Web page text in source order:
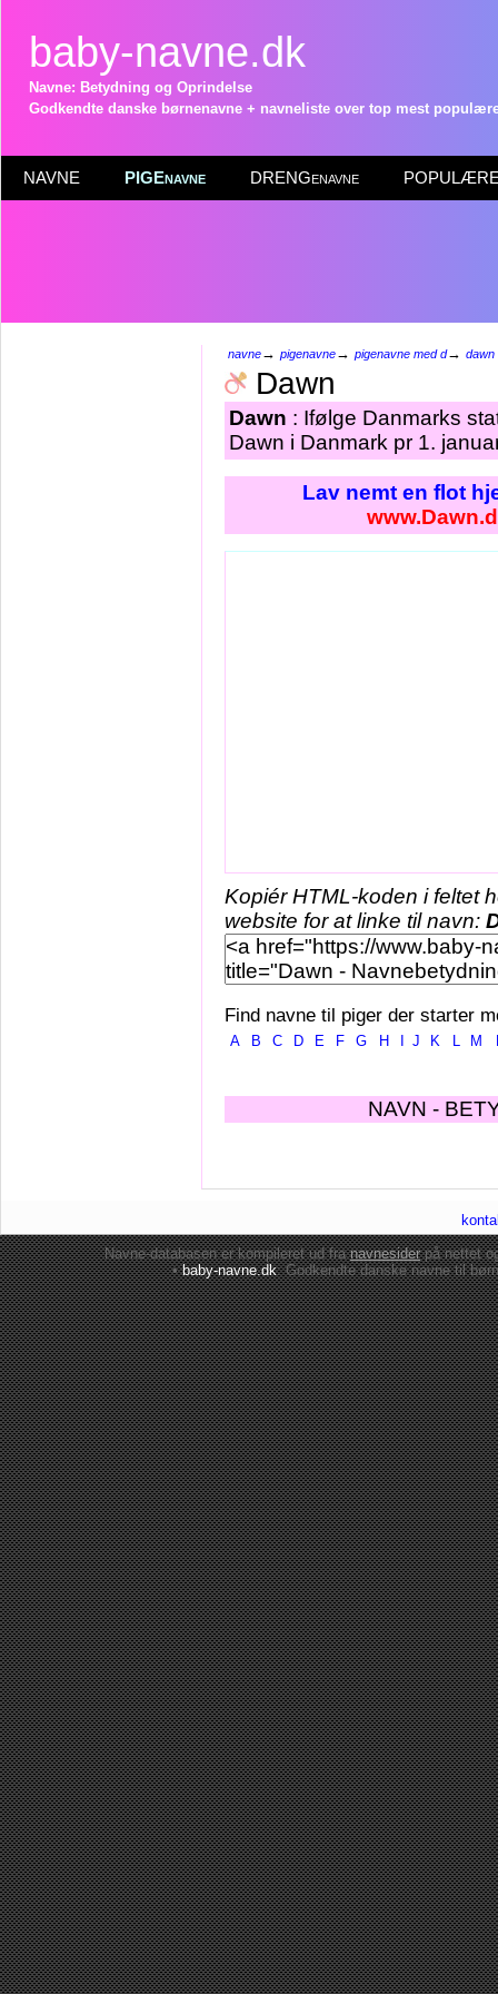
baby-navne.dk
Navne: Betydning og Oprindelse
Godkendte danske børnenavne + navneliste over top mest
NAVNE PIGEnavne DRENGenavne POPULÆRE
navne→ pigenavne→ pigenavne med d→ dawn
Dawn
Dawn : Ifølge Danmarks
Dawn i Danmark pr 1.
Lav nemt en flot
Kopiér HTML-koden i feltet
website for at linke til navn:
Find navne til piger der starter
A B C D E F G H J K L M
NAVN -
Navne-databasen er kompileret ud franavnesiderpå nettet
•baby-navne.dk: Godkendte danskenavne til børn